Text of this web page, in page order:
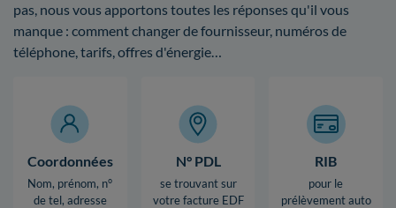
pas, nous vous apportons toutes les réponses qu'il vous
manque : comment changer de fournisseur, numéros de
téléphone, tarifs, offres d'énergie…
Coordonnées
Nom, prénom, n°
de tel, adresse
N° PDL
se trouvant sur
votre facture EDF
RIB
pour le
prélèvement auto